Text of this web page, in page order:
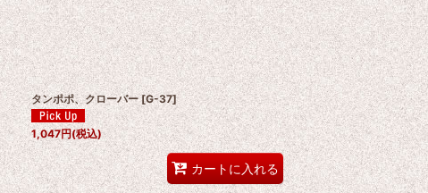
タンポポ、クローバー [G-37]
1,047円(税込)
カートに入れる